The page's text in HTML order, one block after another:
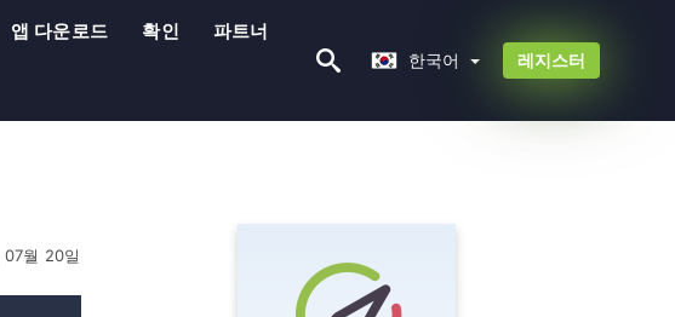
앱 다운로드 확인 파트너
한국어 레지스터
월 20일